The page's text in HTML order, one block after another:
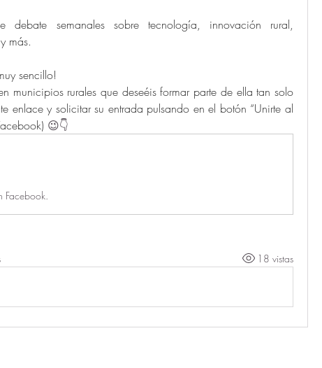
debate semanales sobre tecnología, innovación rural,
más.
sencillo!
municipios rurales que deseéis formar parte de ella tan solo
enlace y solicitar su entrada pulsando en el botón “Unirte al
😉👇
Facebook.
18 vistas